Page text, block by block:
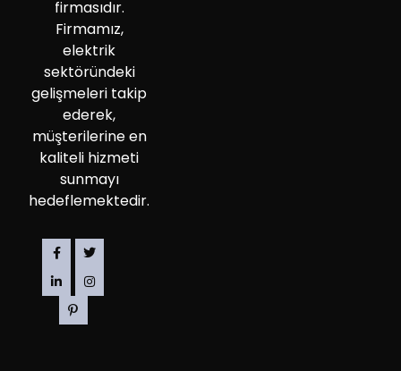
firmasıdır.
Firmamız,
elektrik
sektöründeki
gelişmeleri takip
ederek,
müşterilerine en
kaliteli hizmeti
sunmayı
hedeflemektedir.